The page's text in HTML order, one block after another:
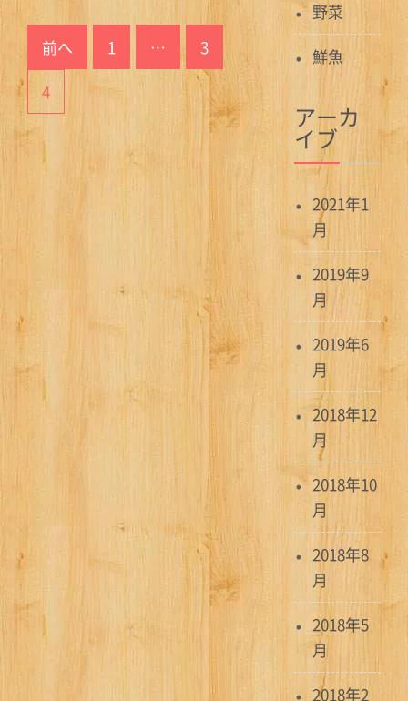
投
稿
ナ
ビ
ゲ
前へ 1 …
3
4
野菜
鮮魚
アーカ
イブ
2021年1
月
2019年9
月
2019年6
月
2018年12
月
2018年10
月
2018年8
月
2018年5
月
2018年2